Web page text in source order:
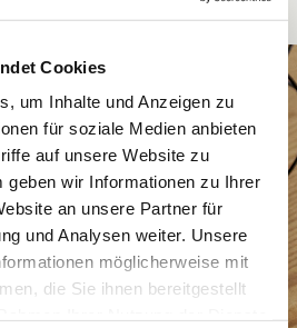
Cookies
um Inhalte und Anzeigen zu
für soziale Medien anbieten
auf unsere Website zu
geben wir Informationen zu Ihrer
an unsere Partner für
und Analysen weiter. Unsere
möglicherweise mit
die Sie ihnen bereitgestellt